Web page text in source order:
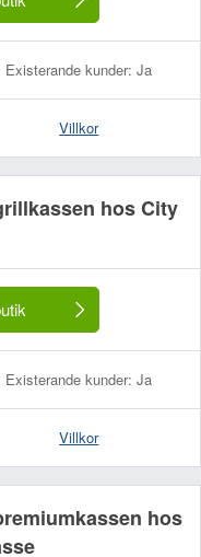
Existerande kunder: Ja
Villkor
hos City
Existerande kunder: Ja
Villkor
hos